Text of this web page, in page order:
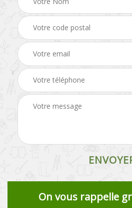
On vous rappelle